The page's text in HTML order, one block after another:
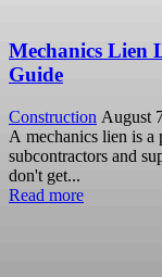
Mechanics Lien
Guide
Construction August
A mechanics lien is
subcontractors and
don't get...
Read more